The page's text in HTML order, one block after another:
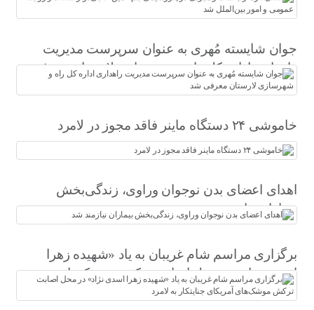
شد
جوان شایسته مُهری به عنوان سرپرست مدیریت
راهداری اداره کل راه و شهرسازی لارستان معرفی
شد
خاموشی ۲۴ دستگاه ماینر فاقد مجوز در لامرد
اهدای اعضای بدن نوجوان وراوی، زندگی‌بخش
بیماران نیازمند شد
برگزاری مراسم شام غریبان به یاد «شهیده زهرا
اسدی نژاد» در محل اصابت ترکش موشک‌های
آمریکای جنایتکار به لامرد